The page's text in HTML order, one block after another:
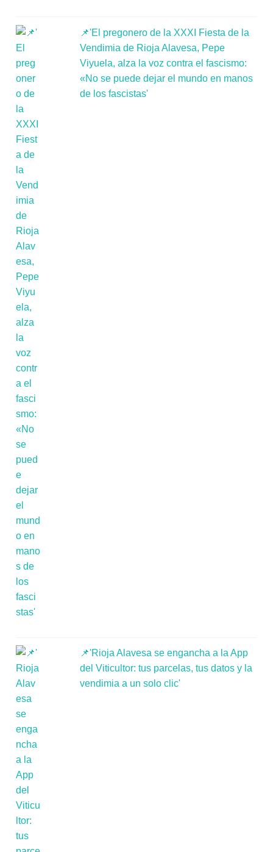
📌'El pregonero de la XXXI Fiesta de la
Vendimia de Rioja Alavesa, Pepe
Viyuela, alza la voz contra el fascismo:
«No se puede dejar el mundo en manos
de los fascistas'
📌'Rioja Alavesa se engancha a la App
del Viticultor: tus parcelas, tus datos y la
vendimia a un solo clic'